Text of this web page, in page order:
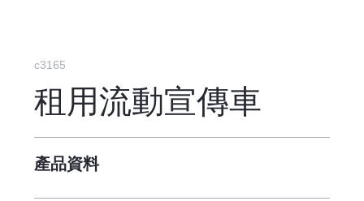
c3165
租用流動宣傳車
產品資料